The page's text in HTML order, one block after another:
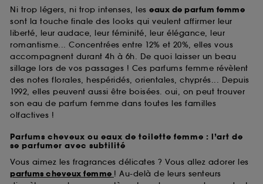
Ni trop légers, ni trop intenses, les eaux de parfum femme
sont la touche finale des looks qui veulent affirmer leur
liberté, leur audace, leur féminité, leur élégance, leur
romantisme... Concentrées entre 12% et 20%, elles vous
accompagnent durant 4h à 6h. De quoi laisser un beau
sillage lors de vos passages ! Ces parfums femme révèlent
des notes florales, hespéridés, orientales, chyprés... Depuis
1992, elles peuvent aussi être boisées. oui, on peut trouver
son eau de parfum femme dans toutes les familles
olfactives !
Parfums cheveux ou eaux de toilette femme : l’art de
se parfumer avec subtilité
Vous aimez les fragrances délicates ? Vous allez adorer les
parfums cheveux femme ! Au-delà de leurs senteurs